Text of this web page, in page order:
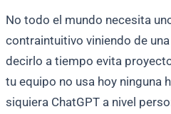
No todo el mundo necesita
contraintuitivo viniendo de
decirlo a tiempo evita
tu equipo no usa hoy ninguna
siquiera ChatGPT a nivel